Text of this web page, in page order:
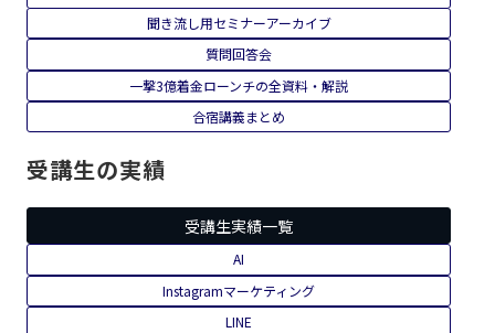
聞き流し用セミナーアーカイブ
質問回答会
一撃3億着金ローンチの全資料・解説
合宿講義まとめ
受講生の実績
受講生実績一覧
AI
Instagramマーケティング
LINE